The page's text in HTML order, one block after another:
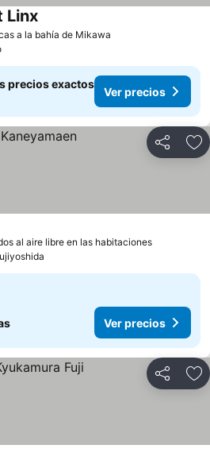
a la bahía de Mikawa
LinxVer precios
precios exactos
Ver precios
Compartir
al aire libre en las habitacionesVer
Ver precios
Compartir